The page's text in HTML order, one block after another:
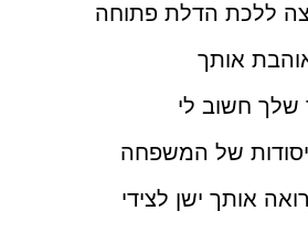
ללכת הדלת פתוחה
אותך
שלך חשוב לי
של המשפחה
אותך ישן לצידי